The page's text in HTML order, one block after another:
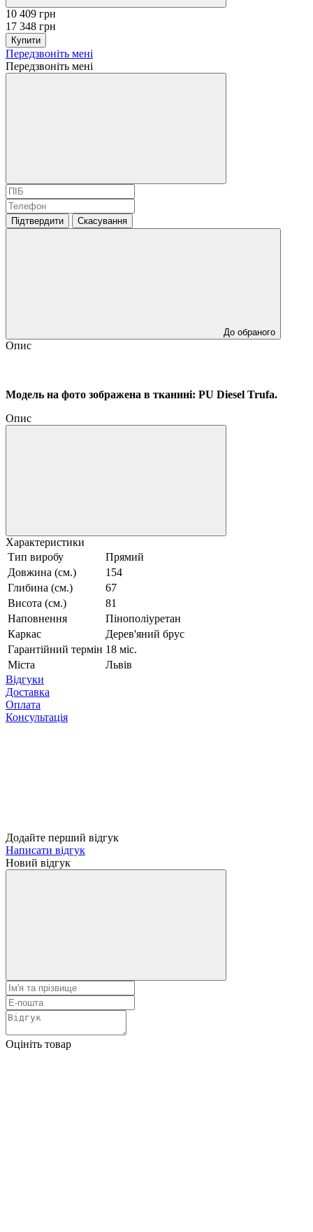
10 409 грн
17 348 грн
Купити
Передзвоніть мені
Передзвоніть мені
Підтвердити Скасування
До обраного
Опис
Модель на фото зображена в тканині: PU Diesel Trufa.
Опис
Характеристики
Тип виробу
Прямий
Довжина (см.)
154
Глибина (см.)
67
Висота (см.)
81
Наповнення
Пінополіуретан
Каркас
Дерев'яний брус
Гарантійний термін 18 міс.
Міста
Львів
Відгуки
Доставка
Оплата
Консультація
Додайте перший відгук
Написати відгук
Новий відгук
Оцініть товар